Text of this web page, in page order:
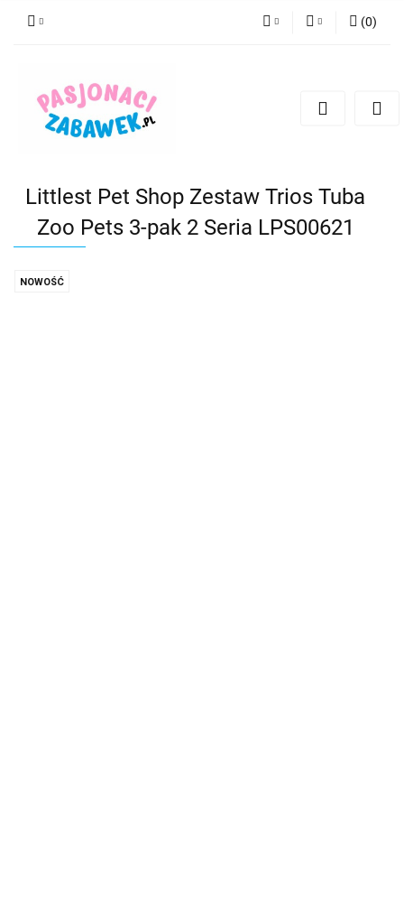
(0)
Littlest Pet Shop Zestaw Trios Tuba
Zoo Pets 3-pak 2 Seria LPS00621
NOWOŚĆ